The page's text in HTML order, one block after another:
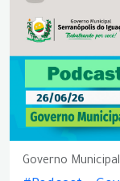
Governo Municipal